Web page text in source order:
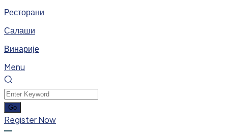
Ресторани
Салаши
Винарије
Menu
Register Now